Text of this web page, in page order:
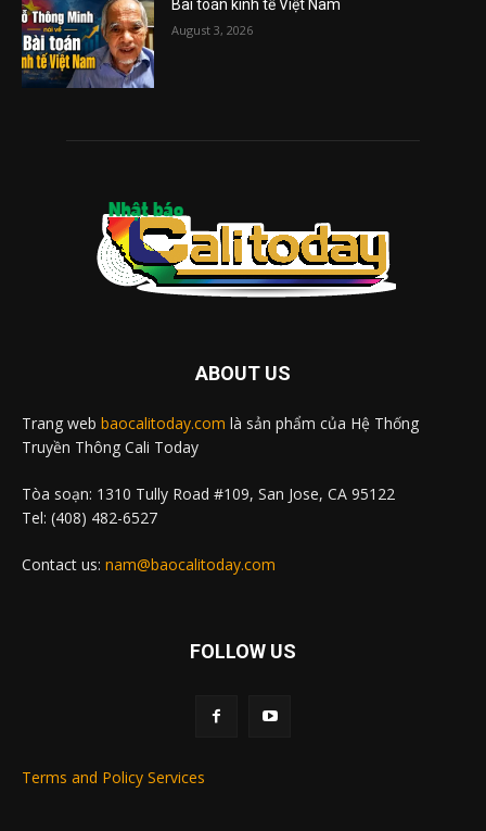
Bài toán kinh tế Việt Nam
August 3, 2026
ABOUT US
Trang web baocalitoday.com là sản phẩm của Hệ Thống
Truyền Thông Cali Today
Tòa soạn: 1310 Tully Road #109, San Jose, CA 95122
Tel: (408) 482-6527
Contact us: nam@baocalitoday.com
FOLLOW US
Terms and Policy Services